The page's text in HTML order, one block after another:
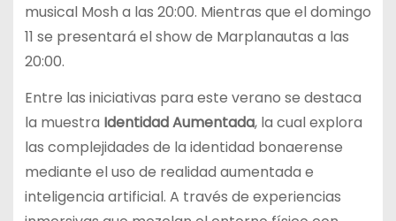
musical Mosh a las 20:00. Mientras que el domingo
11 se presentará el show de Marplanautas a las
20:00.
Entre las iniciativas para este verano se destaca
la muestra Identidad Aumentada, la cual explora
las complejidades de la identidad bonaerense
mediante el uso de realidad aumentada e
inteligencia artificial. A través de experiencias